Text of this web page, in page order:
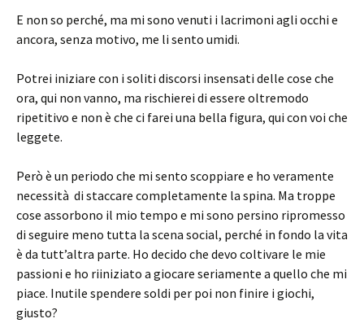
E non so perché, ma mi sono venuti i lacrimoni agli occhi e
ancora, senza motivo, me li sento umidi.
Potrei iniziare con i soliti discorsi insensati delle cose che
ora, qui non vanno, ma rischierei di essere oltremodo
ripetitivo e non è che ci farei una bella figura, qui con voi che
leggete.
Però è un periodo che mi sento scoppiare e ho veramente
necessità di staccare completamente la spina. Ma troppe
cose assorbono il mio tempo e mi sono persino ripromesso
di seguire meno tutta la scena social, perché in fondo la vita
è da tutt’altra parte. Ho decido che devo coltivare le mie
passioni e ho riiniziato a giocare seriamente a quello che mi
piace. Inutile spendere soldi per poi non finire i giochi,
giusto?